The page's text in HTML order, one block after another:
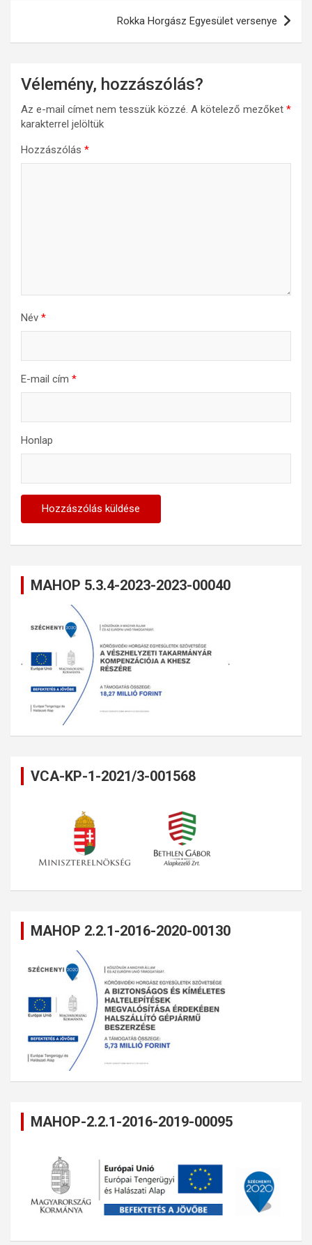
Rokka Horgász Egyesület versenye
Vélemény, hozzászólás?
Az e-mail címet nem tesszük közzé. A kötelező mezőket *
karakterrel jelöltük
Hozzászólás *
Név *
E-mail cím *
Honlap
MAHOP 5.3.4-2023-2023-00040
VCA-KP-1-2021/3-001568
MAHOP 2.2.1-2016-2020-00130
MAHOP-2.2.1-2016-2019-00095